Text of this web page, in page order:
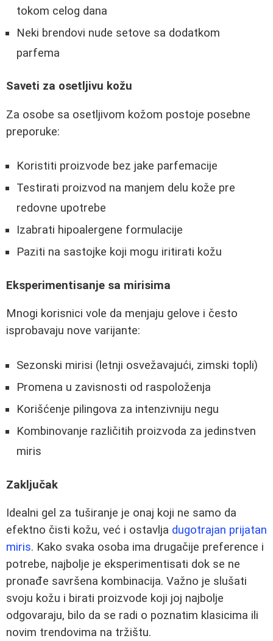
tokom celog dana
Neki brendovi nude setove sa dodatkom
parfema
Saveti za osetljivu kožu
Za osobe sa osetljivom kožom postoje posebne
preporuke:
Koristiti proizvode bez jake parfemacije
Testirati proizvod na manjem delu kože pre
redovne upotrebe
Izabrati hipoalergene formulacije
Paziti na sastojke koji mogu iritirati kožu
Eksperimentisanje sa mirisima
Mnogi korisnici vole da menjaju gelove i često
isprobavaju nove varijante:
Sezonski mirisi (letnji osvežavajući, zimski topli)
Promena u zavisnosti od raspoloženja
Korišćenje pilingova za intenzivniju negu
Kombinovanje različitih proizvoda za jedinstven
miris
Zaključak
Idealni gel za tuširanje je onaj koji ne samo da
efektno čisti kožu, već i ostavlja dugotrajan prijatan
miris. Kako svaka osoba ima drugačije preference i
potrebe, najbolje je eksperimentisati dok se ne
pronađe savršena kombinacija. Važno je slušati
svoju kožu i birati proizvode koji joj najbolje
odgovaraju, bilo da se radi o poznatim klasicima ili
novim trendovima na tržištu.